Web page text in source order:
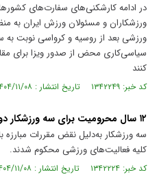
در ادامه کارشکنی‌های سفارت‌های
ورزشکاران و مسئولان ورزش ایران به
ورزشی بعد از روسیه و کرواسی نوبت به
سیاسی‌کاری محض از صدور ویزا برای
کنند
کد خبر: ۱۳۴۲۲۴۹ تاریخ انتشار : ۱۴۰۴/۱۱/۰۸
۱۲ سال محرومیت برای سه ورزشکار دوپینگی
سه ورزشکار به‌دلیل نقض مقررات مبارزه
کلیه فعالیت‌های ورزشی محکوم شدند.
کد خبر: ۱۳۴۲۲۲۴ تاریخ انتشار : ۱۴۰۴/۱۱/۰۸